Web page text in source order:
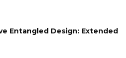
Entangled Design: Extended